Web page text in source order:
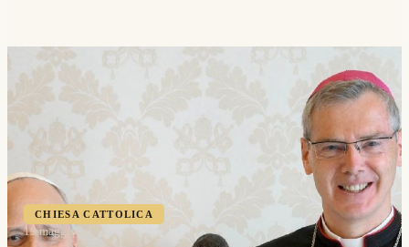
CHIESA CATTOLICA
19 maggio 2026